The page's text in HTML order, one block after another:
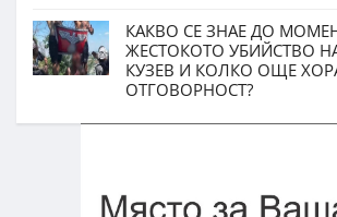
КАКВО СЕ ЗНАЕ ДО
ЖЕСТОКОТО УБИЙСТВО
КУЗЕВ И КОЛКО ОЩЕ
ОТГОВОРНОСТ?